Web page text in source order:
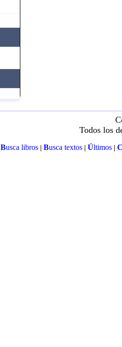
Todos los
Busca libros| Busca textos| Últimos|